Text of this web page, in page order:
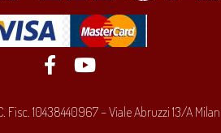
Fisc. 10438440967 – Viale Abruzzi 13/A